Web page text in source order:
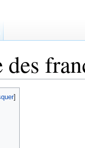
des